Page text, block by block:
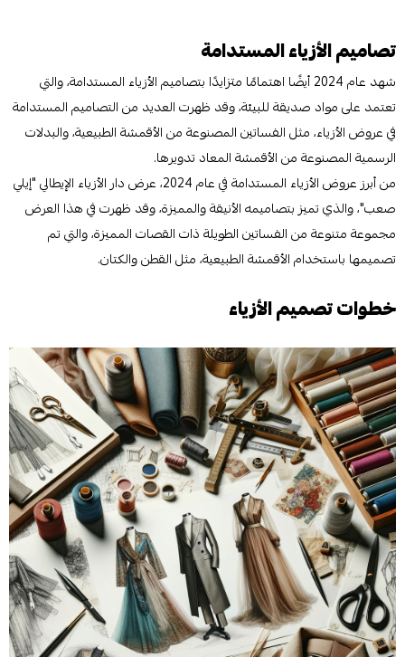
تصاميم الأزياء المستدامة
شهد عام 2024 أيضًا اهتمامًا متزايدًا بتصاميم الأزياء المستدامة، والتي
تعتمد على مواد صديقة للبيئة، وقد ظهرت العديد من التصاميم المستدامة
في عروض الأزياء، مثل الفساتين المصنوعة من الأقمشة الطبيعية، والبدلات
الرسمية المصنوعة من الأقمشة المعاد تدويرها.
من أبرز عروض الأزياء المستدامة في عام 2024، عرض دار الأزياء الإيطالي "إيلي
صعب"، والذي تميز بتصاميمه الأنيقة والمميزة، وقد ظهرت في هذا العرض
مجموعة متنوعة من الفساتين الطويلة ذات القصات المميزة، والتي تم
تصميمها باستخدام الأقمشة الطبيعية، مثل القطن والكتان.
خطوات تصميم الأزياء